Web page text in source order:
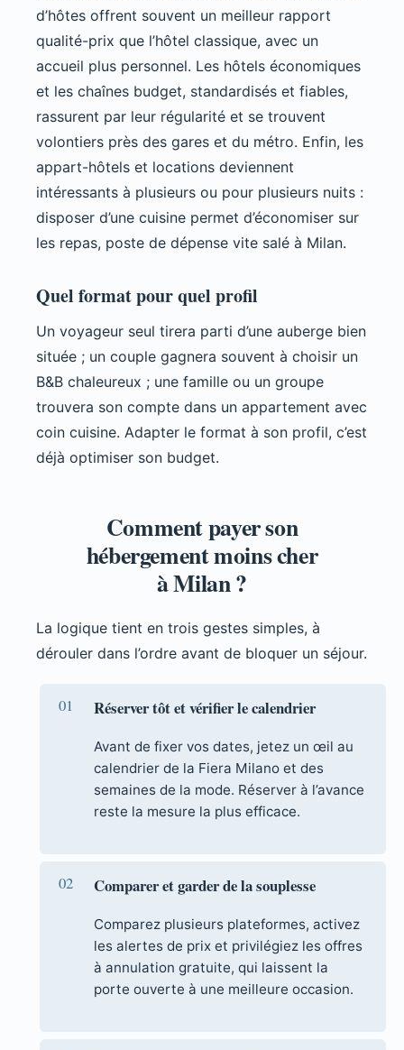
d’hôtes offrent souvent un meilleur rapport
qualité-prix que l’hôtel classique, avec un
accueil plus personnel. Les hôtels économiques
et les chaînes budget, standardisés et fiables,
rassurent par leur régularité et se trouvent
volontiers près des gares et du métro. Enfin, les
appart-hôtels et locations deviennent
intéressants à plusieurs ou pour plusieurs nuits :
disposer d’une cuisine permet d’économiser sur
les repas, poste de dépense vite salé à Milan.
Quel format pour quel profil
Un voyageur seul tirera parti d’une auberge bien
située ; un couple gagnera souvent à choisir un
B&B chaleureux ; une famille ou un groupe
trouvera son compte dans un appartement avec
coin cuisine. Adapter le format à son profil, c’est
déjà optimiser son budget.
Comment payer son
hébergement moins cher
à Milan ?
La logique tient en trois gestes simples, à
dérouler dans l’ordre avant de bloquer un séjour.
Réserver tôt et vérifier le calendrier
Avant de fixer vos dates, jetez un œil au
calendrier de la Fiera Milano et des
semaines de la mode. Réserver à l’avance
reste la mesure la plus efficace.
Comparer et garder de la souplesse
Comparez plusieurs plateformes, activez
les alertes de prix et privilégiez les offres
à annulation gratuite, qui laissent la
porte ouverte à une meilleure occasion.